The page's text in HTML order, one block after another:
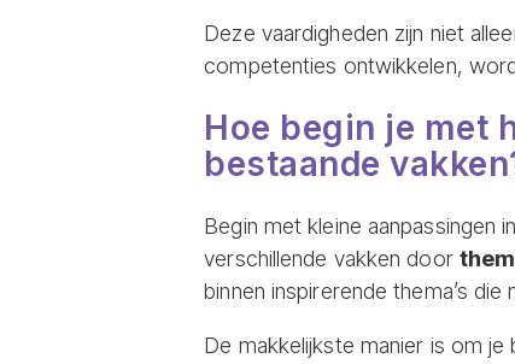
Deze vaardigheden zijn niet
competenties ontwikkelen,
Hoe begin je met
bestaande
Begin met kleine aanpassingen
verschillende vakken door
binnen inspirerende thema’s
De makkelijkste manier is om